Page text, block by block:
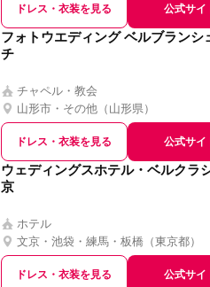
ドレス・衣装を見る 公式サイ
フォトウエディング ベルブランシ
チ
チャペル・教会
山形市・その他 （ 山形県）
ドレス・衣装を見る 公式サイ
ウェディングスホテル・ベルクラ
京
ホテル
文京・池袋・練馬・板橋 （東京都）
ドレス・衣装を見る 公式サイ